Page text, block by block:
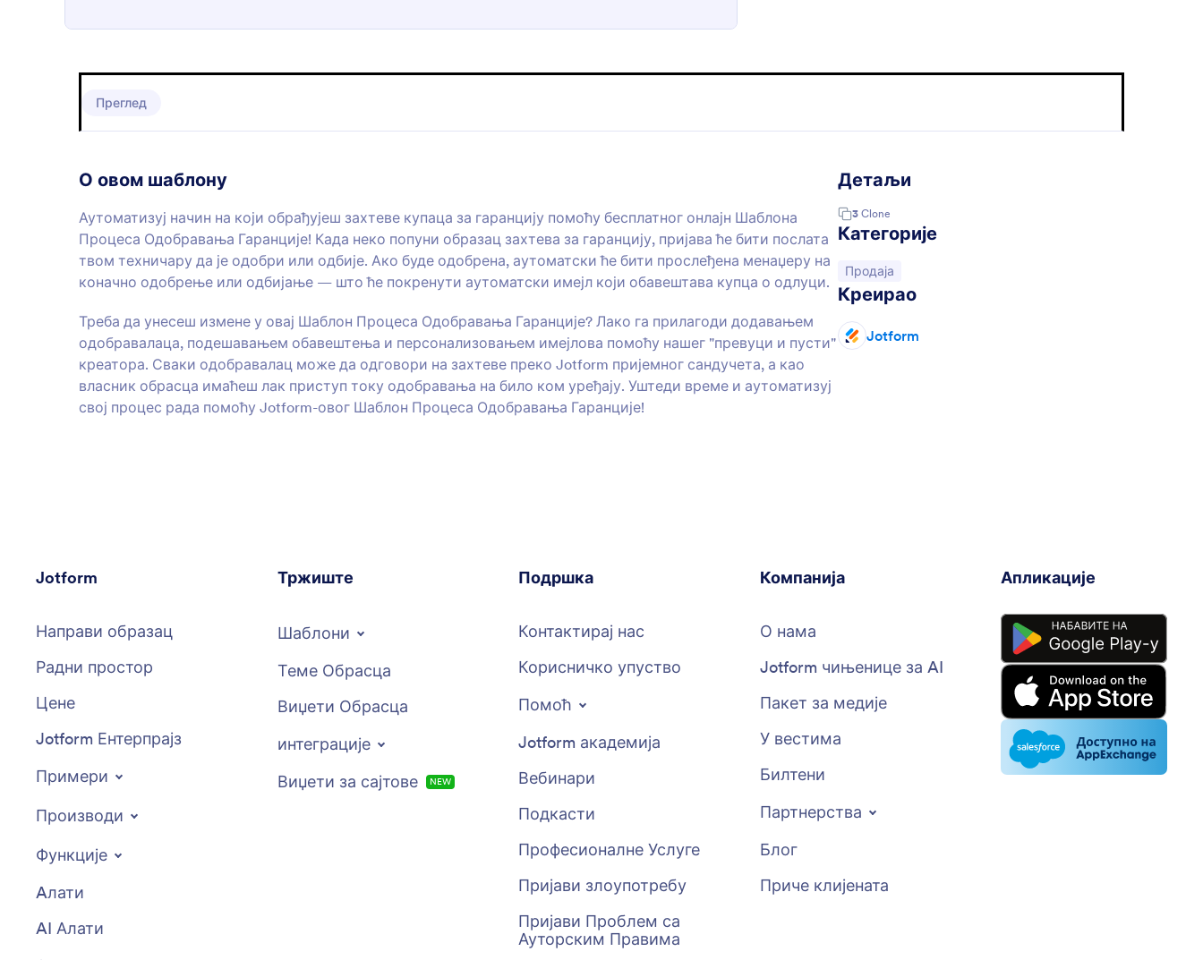
Преглед
О овом шаблону
Аутоматизуј начин на који обрађујеш захтеве купаца за гаранцију помоћу бесплатног онлајн Шаблона
Процеса Одобравања Гаранције! Када неко попуни образац захтева за гаранцију, пријава ће бити послата
твом техничару да је одобри или одбије. Ако буде одобрена, аутоматски ће бити прослеђена менаџеру на
коначно одобрење или одбијање — што ће покренути аутоматски имејл који обавештава купца о одлуци.
Треба да унесеш измене у овај Шаблон Процеса Одобравања Гаранције? Лако га прилагоди додавањем
одобравалаца, подешавањем обавештења и персонализовањем имејлова помоћу нашег "превуци и пусти"
креатора. Сваки одобравалац може да одговори на захтеве преко Jotform пријемног сандучета, а као
власник обрасца имаћеш лак приступ току одобравања на било ком уређају. Уштеди време и аутоматизуј
свој процес рада помоћу Jotform-овог Шаблон Процеса Одобравања Гаранције!
Детаљи
3 Clone
Категорије
Иди на категорију:
Продаја
Креирао
Jotform
Jotform
Направи образац
Радни простор
Цене
Jotform Ентерпрајз
Примери
Производи
Функције
Aлати
AI Алати
Тржиште
Шаблони
Теме Обрасца
Виџети Обрасца
интеграције
Виџети за сајтове
НОВО
Подршка
Контактирај нас
Корисничко упуство
Помоћ
Jotform академија
Вебинари
Подкасти
Професионалне Услуге
Пријави злоупотребу
Пријави Проблем са
Ауторским Правима
Компанија
О нама
Jotform чињенице за AI
Пакет за медије
У вестима
Билтени
Партнерства
Блог
Приче клијената
Апликације